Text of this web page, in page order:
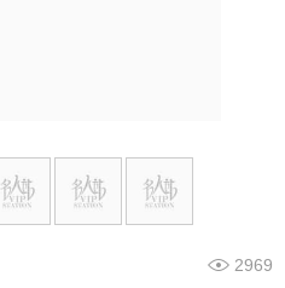
2969